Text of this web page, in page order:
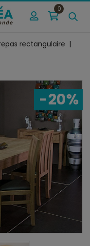
0
rectangulaire
-20%